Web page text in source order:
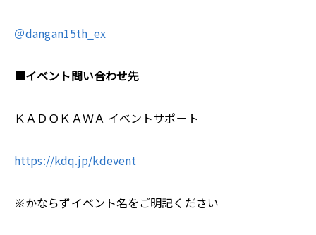
＠dangan15th_ex
■イベント問い合わせ先
ＫＡＤＯＫＡＷＡ イベントサポート
https://kdq.jp/kdevent
※かならずイベント名をご明記ください